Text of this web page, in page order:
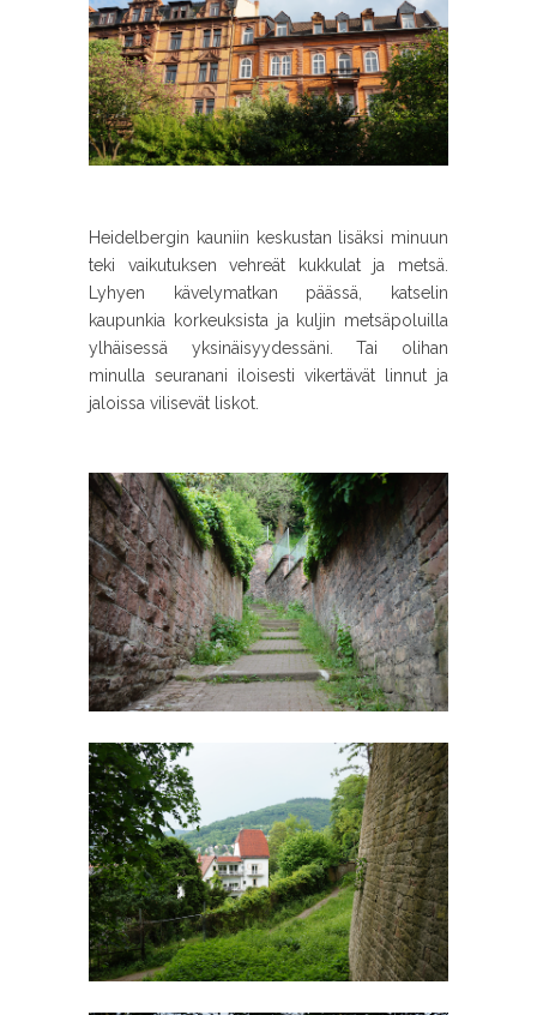
Heidelbergin kauniin keskustan lisäksi minuun
teki vaikutuksen vehreät kukkulat ja metsä.
Lyhyen kävelymatkan päässä, katselin
kaupunkia korkeuksista ja kuljin metsäpoluilla
ylhäisessä yksinäisyydessäni. Tai olihan
minulla seuranani iloisesti vikertävät linnut ja
jaloissa vilisevät liskot.